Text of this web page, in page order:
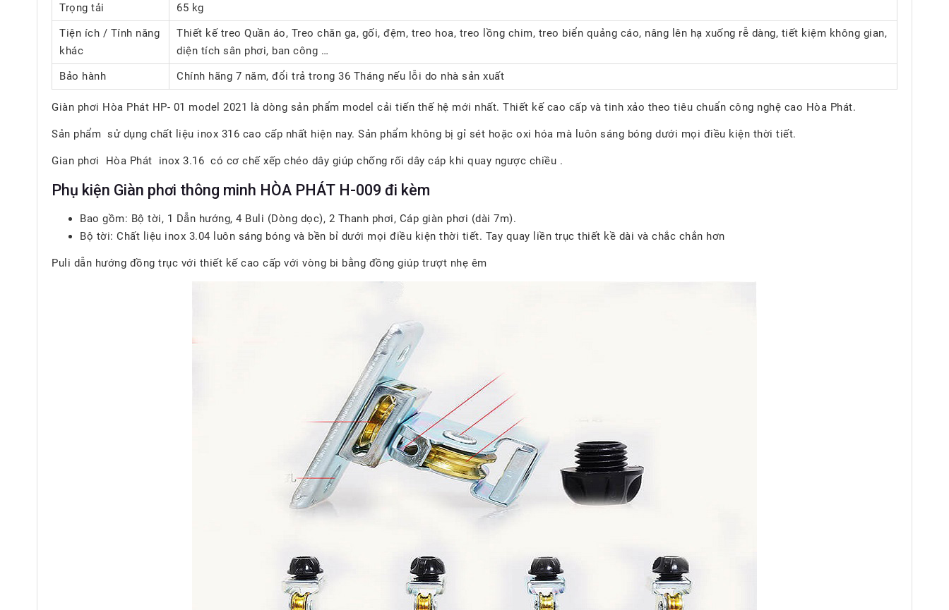
Trọng tải
65 kg
Tiện ích / Tính năng
khác
Thiết kế treo Quần áo, Treo chăn ga, gối, đệm, treo hoa, treo lồng chim, treo biển quảng cáo, nâng lên hạ xuống rễ dàng, tiết kiệm không gian,
diện tích sân phơi, ban công …
Bảo hành
Chính hãng 7 năm, đổi trả trong 36 Tháng nếu lỗi do nhà sản xuất
Giàn phơi Hòa Phát HP- 01 model 2021 là dòng sản phẩm model cải tiến thế hệ mới nhất. Thiết kế cao cấp và tinh xảo theo tiêu chuẩn công nghệ cao Hòa Phát.
Sản phẩm sử dụng chất liệu inox 316 cao cấp nhất hiện nay. Sản phẩm không bị gỉ sét hoặc oxi hóa mà luôn sáng bóng dưới mọi điều kiện thời tiết.
Gian phơi Hòa Phát inox 3.16 có cơ chế xếp chéo dây giúp chống rối dây cáp khi quay ngược chiều .
Phụ kiện Giàn phơi thông minh HÒA PHÁT H-009 đi kèm
Bao gồm: Bộ tời, 1 Dẫn hướng, 4 Buli (Dòng dọc), 2 Thanh phơi, Cáp giàn phơi (dài 7m).
Bộ tời: Chất liệu inox 3.04 luôn sáng bóng và bền bỉ dưới mọi điều kiện thời tiết. Tay quay liền trục thiết kề dài và chắc chắn hơn
Puli dẫn hướng đồng trục với thiết kế cao cấp với vòng bi bằng đồng giúp trượt nhẹ êm